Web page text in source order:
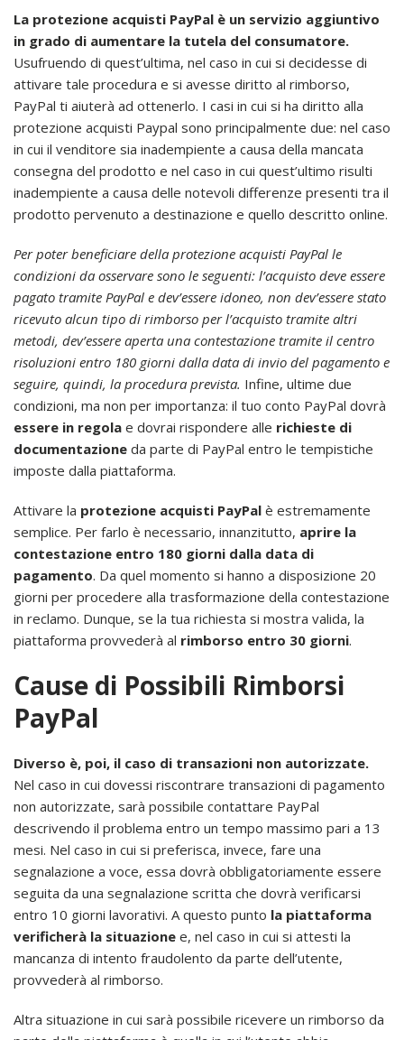
La protezione acquisti PayPal è un servizio aggiuntivo
in grado di aumentare la tutela del consumatore.
Usufruendo di quest’ultima, nel caso in cui si decidesse di
attivare tale procedura e si avesse diritto al rimborso,
PayPal ti aiuterà ad ottenerlo. I casi in cui si ha diritto alla
protezione acquisti Paypal sono principalmente due: nel caso
in cui il venditore sia inadempiente a causa della mancata
consegna del prodotto e nel caso in cui quest’ultimo risulti
inadempiente a causa delle notevoli differenze presenti tra il
prodotto pervenuto a destinazione e quello descritto online.
Per poter beneficiare della protezione acquisti PayPal le
condizioni da osservare sono le seguenti: l’acquisto deve essere
pagato tramite PayPal e dev’essere idoneo, non dev’essere stato
ricevuto alcun tipo di rimborso per l’acquisto tramite altri
metodi, dev’essere aperta una contestazione tramite il centro
risoluzioni entro 180 giorni dalla data di invio del pagamento e
seguire, quindi, la procedura prevista. Infine, ultime due
condizioni, ma non per importanza: il tuo conto PayPal dovrà
essere in regola e dovrai rispondere alle richieste di
documentazione da parte di PayPal entro le tempistiche
imposte dalla piattaforma.
Attivare la protezione acquisti PayPal è estremamente
semplice. Per farlo è necessario, innanzitutto, aprire la
contestazione entro 180 giorni dalla data di
pagamento. Da quel momento si hanno a disposizione 20
giorni per procedere alla trasformazione della contestazione
in reclamo. Dunque, se la tua richiesta si mostra valida, la
piattaforma provvederà al rimborso entro 30 giorni.
Cause di Possibili Rimborsi
PayPal
Diverso è, poi, il caso di transazioni non autorizzate.
Nel caso in cui dovessi riscontrare transazioni di pagamento
non autorizzate, sarà possibile contattare PayPal
descrivendo il problema entro un tempo massimo pari a 13
mesi. Nel caso in cui si preferisca, invece, fare una
segnalazione a voce, essa dovrà obbligatoriamente essere
seguita da una segnalazione scritta che dovrà verificarsi
entro 10 giorni lavorativi. A questo punto la piattaforma
verificherà la situazione e, nel caso in cui si attesti la
mancanza di intento fraudolento da parte dell’utente,
provvederà al rimborso.
Altra situazione in cui sarà possibile ricevere un rimborso da